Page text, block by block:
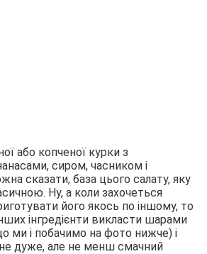
або копченої курки з
сиром, часником і
сказати, база цього салату, яку
Ну, а коли захочеться
його якось по іншому, то
інгредієнти викласти шарами
ми і побачимо на фото нижче) і
дуже, але не менш смачний